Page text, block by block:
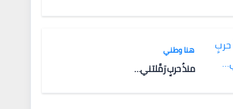
هنا وطني
منذُ حربٍ رَمَّلتني…